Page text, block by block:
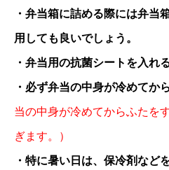
・弁当箱に詰める際には弁当
用しても良いでしょう。
・弁当用の抗菌シートを入れ
・必ず弁当の中身が冷めてか
当の中身が冷めてからふたを
ぎます。）
・特に暑い日は、保冷剤など